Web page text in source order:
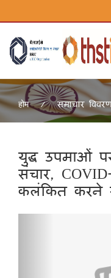
होम समाचार
युद्ध उपमाओं
संचार,
कलंकित करने